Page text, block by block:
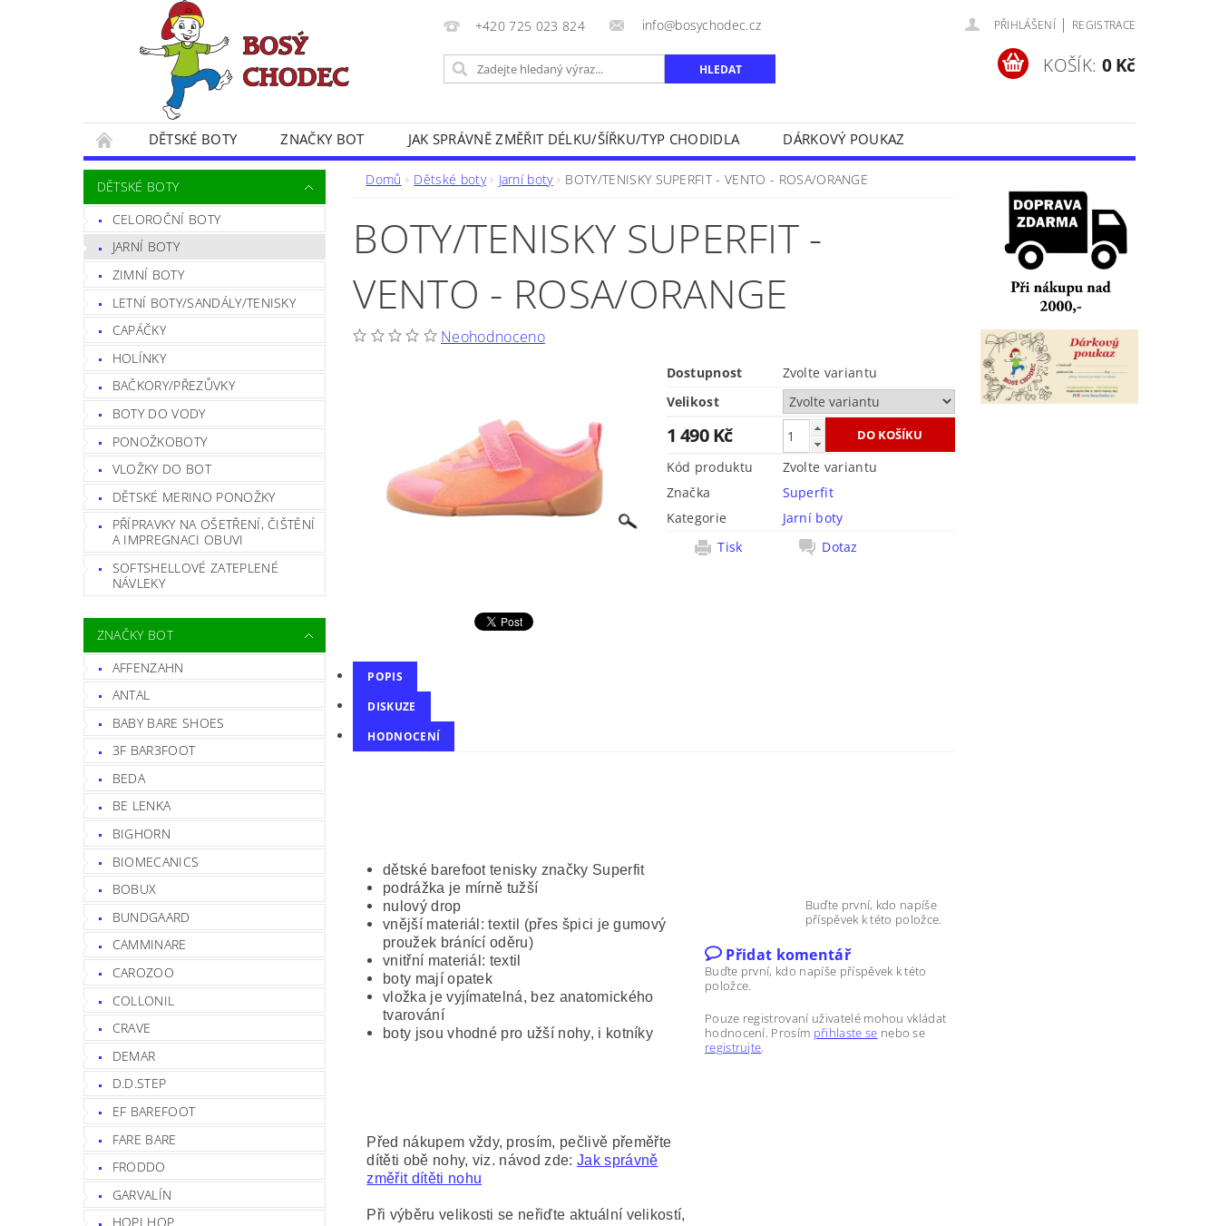
+420 725 023 824 info@bosychodec.cz PŘIHLÁŠENÍ | REGISTRACE
KOŠÍK: 0 Kč
DĚTSKÉ BOTY ZNAČKY BOT JAK SPRÁVNĚ ZMĚŘIT DÉLKU/ŠÍŘKU/TYP CHODIDLA
DÁRKOVÝ POUKAZ
SPOKOJENÍ ZÁKAZNÍČCI
BLOG CENÍK DOPRAVY A ZPŮSOBY PLATEB OBCHODNÍ PODMÍNKY
OCHRANA OSOBNÍCH ÚDAJŮ
POSTUP PŘI VRÁCENÍ ZBOŽÍ
DĚTSKÉ BOTY
CELOROČNÍ BOTY
JARNÍ BOTY
ZIMNÍ BOTY
LETNÍ BOTY/SANDÁLY/TENISKY
CAPÁČKY
HOLÍNKY
BAČKORY/PŘEZŮVKY
BOTY DO VODY
PONOŽKOBOTY
VLOŽKY DO BOT
DĚTSKÉ MERINO PONOŽKY
PŘÍPRAVKY NA OŠETŘENÍ, ČIŠTĚNÍ
A IMPREGNACI OBUVI
SOFTSHELLOVÉ ZATEPLENÉ
NÁVLEKY
ZNAČKY BOT
AFFENZAHN
ANTAL
BABY BARE SHOES
3F BAR3FOOT
BEDA
BE LENKA
BIGHORN
BIOMECANICS
BOBUX
BUNDGAARD
CAMMINARE
CAROZOO
COLLONIL
CRAVE
DEMAR
D.D.STEP
EF BAREFOOT
FARE BARE
FRODDO
GARVALÍN
HOPI HOP
Domů Dětské boty Jarní boty BOTY/TENISKY SUPERFIT - VENTO - ROSA/ORANGE
BOTY/TENISKY SUPERFIT -
VENTO - ROSA/ORANGE
Neohodnoceno
Dostupnost
Zvolte variantu
Velikost
1 490 Kč
Kód produktu
Zvolte variantu
Značka
Superfit
Kategorie
Jarní boty
Tisk
Dotaz
POPIS
DISKUZE
HODNOCENÍ
dětské barefoot tenisky značky Superfit
podrážka je mírně tužší
nulový drop
vnější materiál: textil (přes špici je gumový
proužek bránící oděru)
vnitřní materiál: textil
boty mají opatek
vložka je vyjímatelná, bez anatomického
tvarování
boty jsou vhodné pro užší nohy, i kotníky
Před nákupem vždy, prosím, pečlivě přeměřte
dítěti obě nohy, viz. návod zde: Jak správně
změřit dítěti nohu
Při výběru velikosti se neřiďte aktuální velikostí,
Buďte první, kdo napíše
příspěvek k této položce.
Přidat komentář
Buďte první, kdo napíše příspěvek k této
položce.
Pouze registrovaní uživatelé mohou vkládat
hodnocení. Prosím přihlaste se nebo se
registrujte.